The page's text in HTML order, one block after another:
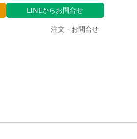
注文・お問合せ
LINEからお問合せ